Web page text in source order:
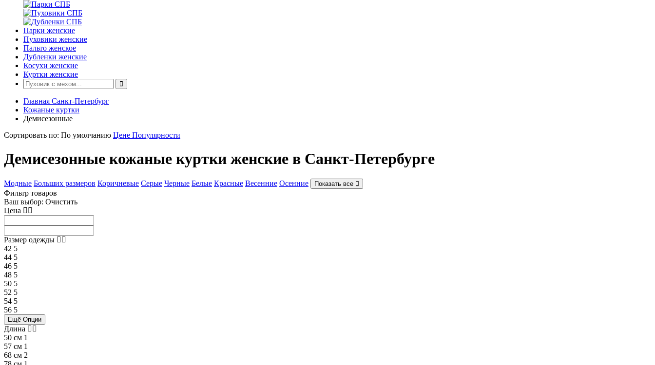
Парки женские
Пуховики женские
Пальто женское
Дубленки женские
Косухи женские
Куртки женские
Главная Санкт-Петербург
Кожаные куртки
Демисезонные
Сортировать по: По умолчанию Цене Популярности
Демисезонные кожаные куртки женские в Санкт-Петербурге
Модные Больших размеров Коричневые Серые Черные Белые Красные Весенние Осенние Показать все
Фильтр товаров
Ваш выбор: Очистить
Цена
Размер одежды
42 5
44 5
46 5
48 5
50 5
52 5
54 5
56 5
Ещё Опции
Длина
50 см 1
57 см 1
68 см 2